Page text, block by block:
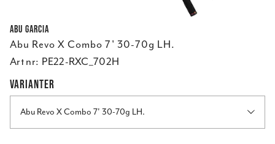
Abu Garcia
Abu Revo X Combo 7' 30-70g LH.
Art nr: PE22-RXC_702H
VARIANTER
Abu Revo X Combo 7' 30-70g LH.